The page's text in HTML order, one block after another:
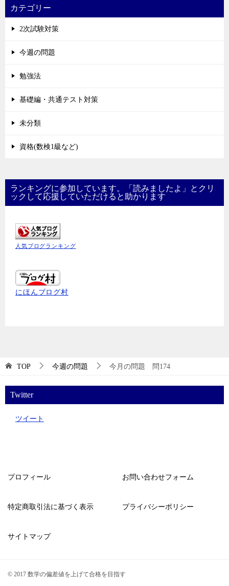
カテゴリー
2次試験対策
今週の問題
勉強法
基礎編・共通テスト対策
未分類
資格(数検1級など)
ランキングに参加しています。「読みましたよ」とクリ
ックして応援していただけると助かります
人気ブログランキング
にほんブログ村
TOP 今週の問題 今月の問題 問174
Twitter
ツイート
プロフィール お問い合わせフォーム
特定商取引法に基づく表示 プライバシーポリシー
サイトマップ
© 2017 数学の偏差値を上げて合格を目指す